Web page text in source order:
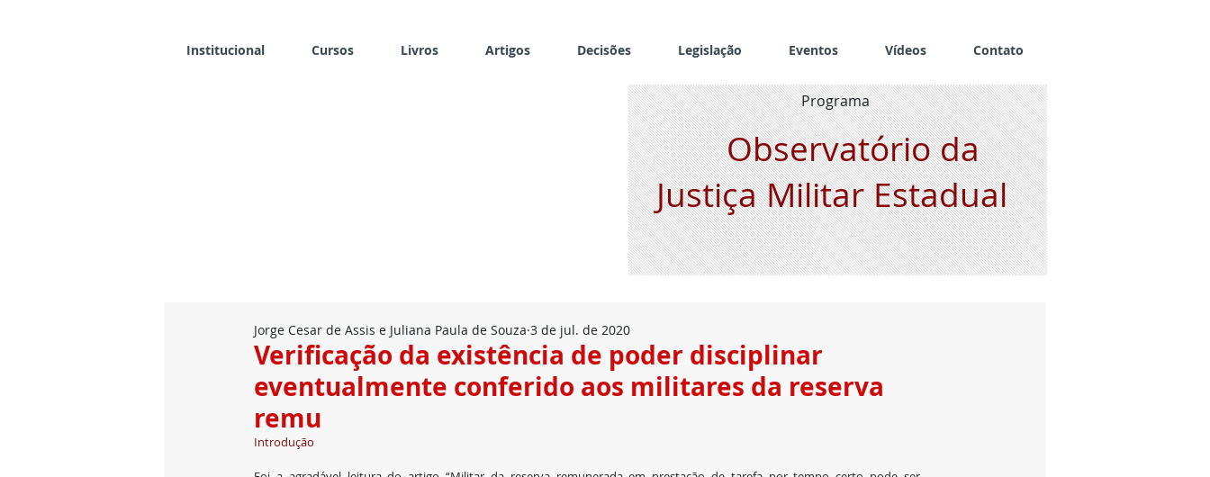
Institucional Cursos Livros Artigos Decisões Legislação Eventos Vídeos Contato
Observatório da
Justiça Militar Estadual
Programa
Verificação da existência de poder disciplinar
eventualmente conferido aos militares da reserva
remu
Jorge Cesar de Assis e Juliana Paula de Souza 3 de jul. de 2020
Introdução